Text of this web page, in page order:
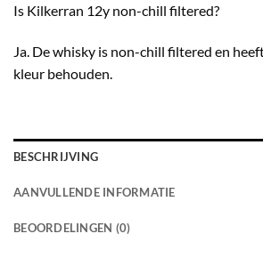
Is Kilkerran 12y non-chill filtered?
Ja. De whisky is non-chill filtered en
kleur behouden.
BESCHRIJVING
AANVULLENDE INFORMATIE
BEOORDELINGEN (0)